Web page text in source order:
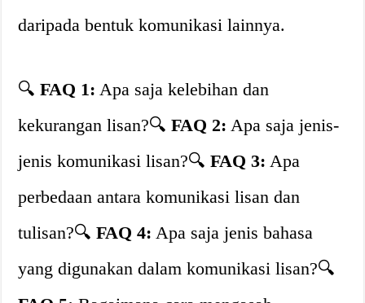
daripada bentuk komunikasi lainnya.
🔍FAQ 1: Apa saja kelebihan dan
kekurangan lisan?🔍FAQ 2: Apa saja jenis-
jenis komunikasi lisan?🔍FAQ 3: Apa
perbedaan antara komunikasi lisan dan
tulisan?🔍FAQ 4: Apa saja jenis bahasa
yang digunakan dalam komunikasi lisan?🔍